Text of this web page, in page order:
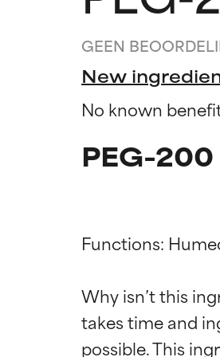
GEEN
New
No known
PEG-
Functions:
Why isn’t this
takes time and